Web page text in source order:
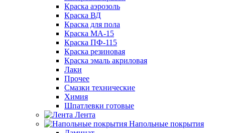
Краска аэрозоль
Краска ВД
Краска для пола
Краска МА-15
Краска ПФ-115
Краска резиновая
Краска эмаль акриловая
Лаки
Прочее
Смазки технические
Химия
Шпатлевки готовые
Лента
Напольные покрытия